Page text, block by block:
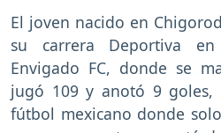
El joven nacido en
su carrera Deportiva
Envigado FC, donde se
jugó 109 y anotó 9
fútbol mexicano donde